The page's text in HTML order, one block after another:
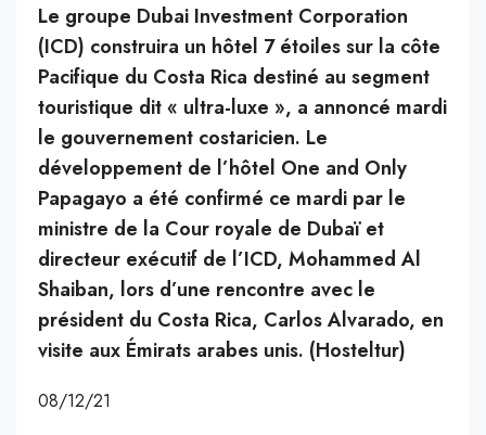
Le groupe Dubai Investment Corporation
(ICD) construira un hôtel 7 étoiles sur la côte
Pacifique du Costa Rica destiné au segment
touristique dit « ultra-luxe », a annoncé mardi
le gouvernement costaricien. Le
développement de l’hôtel One and Only
Papagayo a été confirmé ce mardi par le
ministre de la Cour royale de Dubaï et
directeur exécutif de l’ICD, Mohammed Al
Shaiban, lors d’une rencontre avec le
président du Costa Rica, Carlos Alvarado, en
visite aux Émirats arabes unis. (Hosteltur)
08/12/21